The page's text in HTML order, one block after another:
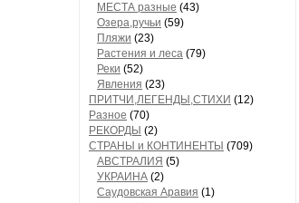
МЕСТА разные (43)
Озера,ручьи (59)
Пляжи (23)
Растения и леса (79)
Реки (52)
Явления (23)
ПРИТЧИ,ЛЕГЕНДЫ,СТИХИ (12)
Разное (70)
РЕКОРДЫ (2)
СТРАНЫ и КОНТИНЕНТЫ (709)
АВСТРАЛИЯ (5)
УКРАИНА (2)
Саудовская Аравия (1)